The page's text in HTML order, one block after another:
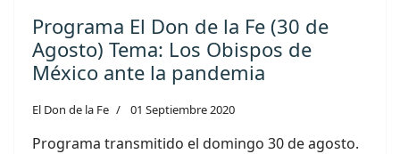
Programa El Don de la Fe (30 de
Agosto) Tema: Los Obispos de
México ante la pandemia
El Don de la Fe 01 Septiembre 2020
Programa transmitido el domingo 30 de agosto.